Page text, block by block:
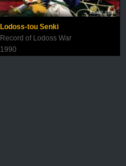
Lodoss-tou Senki
Record of Lodoss War
1990